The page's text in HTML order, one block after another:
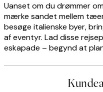
Uanset om du drømmer
mærke sandet mellem
besøge italienske byer,
af eventyr. Lad disse
eskapade – begynd at